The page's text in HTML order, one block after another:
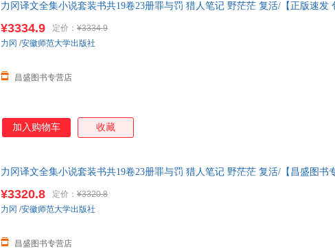
力冈译文全集小说套装书共19卷23册罪与罚 猎人笔记 野茫茫 复活/【正版速
¥3334.9 定价： ¥3334.9
昌盛图书专营店
力冈 /安徽师范大学出版社
加入购物车 收藏
力冈译文全集小说套装书共19卷23册罪与罚 猎人笔记 野茫茫 复活/【昌盛图
¥3320.8 定价： ¥3320.8
昌盛图书专营店
力冈 /安徽师范大学出版社